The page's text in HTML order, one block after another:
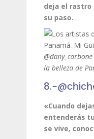
deja el
su paso.
la belleza de
8.-
«Cuando
entenderás
se vive,